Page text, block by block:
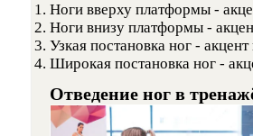
Ноги вверху платформы -
Ноги внизу платформы -
Узкая постановка ног -
Широкая постановка ног -
Отведение ног в